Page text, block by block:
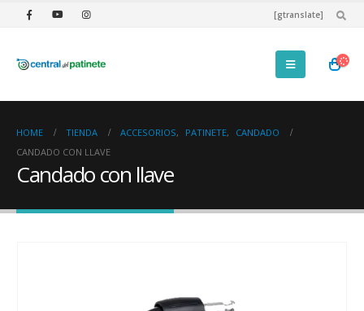
[gtranslate]
HOME TIENDA ACCESORIOS, PATINETE,
CANDADO
CANDADO CON LLAVE
Candado con llave